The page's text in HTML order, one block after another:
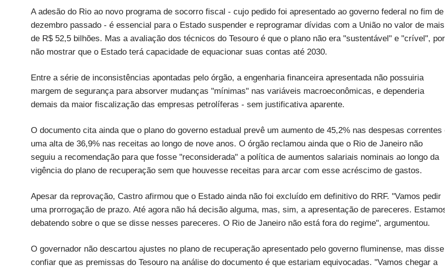
A adesão do Rio ao novo programa de socorro fiscal - cujo pedido foi apresentado ao governo federal no fim de
dezembro passado - é essencial para o Estado suspender e reprogramar dívidas com a União no valor de mais
de R$ 52,5 bilhões. Mas a avaliação dos técnicos do Tesouro é que o plano não era "sustentável" e "crível", por
não mostrar que o Estado terá capacidade de equacionar suas contas até 2030.
Entre a série de inconsistências apontadas pelo órgão, a engenharia financeira apresentada não possuiria
margem de segurança para absorver mudanças "mínimas" nas variáveis macroeconômicas, e dependeria
demais da maior fiscalização das empresas petrolíferas - sem justificativa aparente.
O documento cita ainda que o plano do governo estadual prevê um aumento de 45,2% nas despesas correntes
uma alta de 36,9% nas receitas ao longo de nove anos. O órgão reclamou ainda que o Rio de Janeiro não
seguiu a recomendação para que fosse "reconsiderada" a política de aumentos salariais nominais ao longo da
vigência do plano de recuperação sem que houvesse receitas para arcar com esse acréscimo de gastos.
Apesar da reprovação, Castro afirmou que o Estado ainda não foi excluído em definitivo do RRF. "Vamos pedir
uma prorrogação de prazo. Até agora não há decisão alguma, mas, sim, a apresentação de pareceres.
debatendo sobre o que se disse nesses pareceres. O Rio de Janeiro não está fora do regime", argumentou.
O governador não descartou ajustes no plano de recuperação apresentado pelo governo fluminense, mas disse
confiar que as premissas do Tesouro na análise do documento é que estariam equivocadas. "Vamos chegar a